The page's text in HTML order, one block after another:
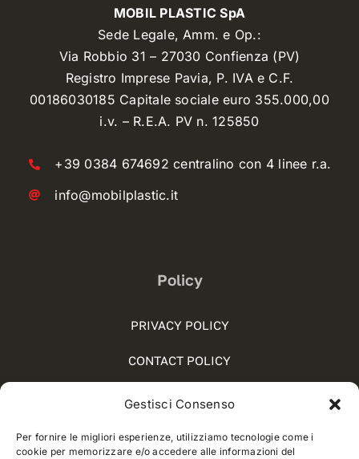
Gestisci Consenso
Per fornire le migliori esperienze, utilizziamo tecnologie come i
cookie per memorizzare e/o accedere alle informazioni del
MOBIL PLASTIC SpA
Sede Legale, Amm. e Op.:
Via Robbio 31 – 27030 Confienza (PV)
Registro Imprese Pavia, P. IVA e C.F.
00186030185 Capitale sociale euro 355.000,00
i.v. – R.E.A. PV n. 125850
+39 0384 674692 centralino con 4 linee r.a.
info@mobilplastic.it
Policy
PRIVACY POLICY
CONTACT POLICY
COOKIE POLICY (UE)
SOCIAL MEDIA POLICY